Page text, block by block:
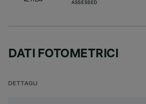
ASSESSED
DATI FOTOMETRICI
DETTAGLI